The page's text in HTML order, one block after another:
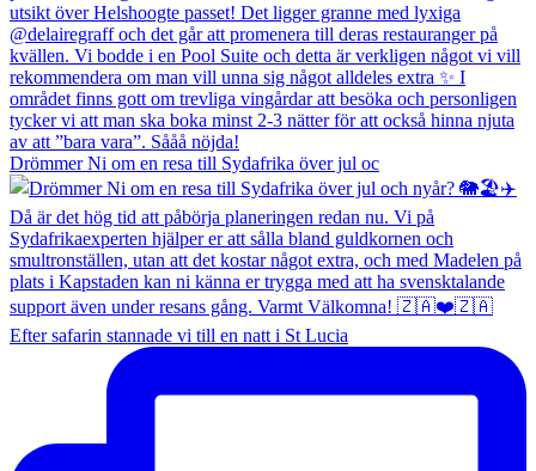
Drömmer Ni om en resa till Sydafrika över jul oc
Efter safarin stannade vi till en natt i St Lucia